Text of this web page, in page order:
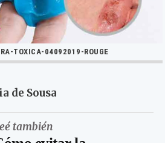
TOXICA-04092019-ROUGE
de Sousa
también